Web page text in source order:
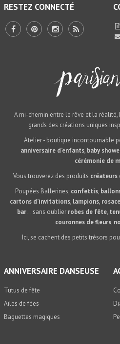
RESTEZ CONNECTÉ
A mi-chemin entre le rêve et la
grands des créations uniques
Atelier - boutique incontournable
anniversaire d’enfants, baby
cérémonie de
Vous trouverez des produits créateurs
Poupées Ballerines, confettis,
cartons d’invitations, lampions,
bar… sans oublier robes de fête,
couronnes de fleurs,
Ici, se cachent des petits trésors
ANNIVERSAIRE DANSEUSE
Tutus de fête
Ailes de fées
Baguettes magiques